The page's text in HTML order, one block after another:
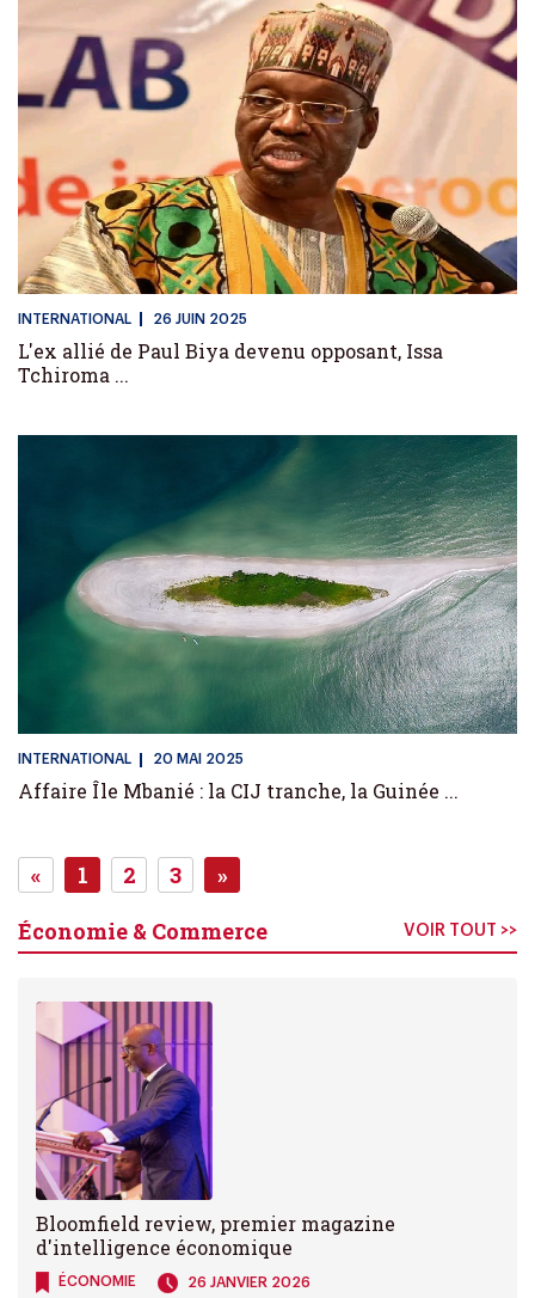
INTERNATIONAL 26 JUIN 2025
L'ex allié de Paul Biya devenu opposant, Issa
Tchiroma ...
INTERNATIONAL 20 MAI 2025
Affaire Île Mbanié : la CIJ tranche, la Guinée ...
«Next
1 2 3 »Next
Économie & Commerce
VOIR TOUT >>
Bloomfield review, premier magazine
d'intelligence économique
ÉCONOMIE 26 JANVIER 2026